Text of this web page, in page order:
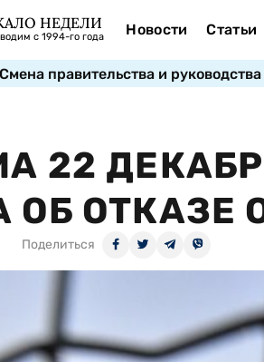
НЕДЕЛИ
с 1994-го года Новости Статьи
Смена правительства и
22
ОБ ОТКАЗЕ
Поделиться